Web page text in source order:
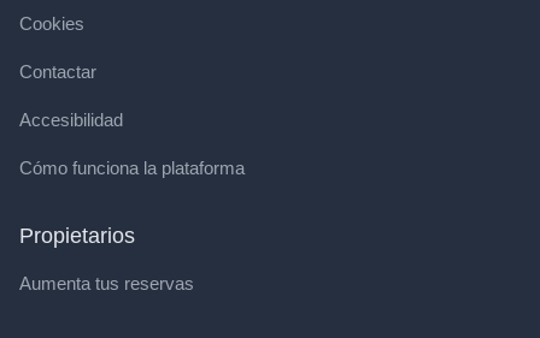
Cookies
Contactar
Accesibilidad
Cómo funciona la plataforma
Propietarios
Aumenta tus reservas